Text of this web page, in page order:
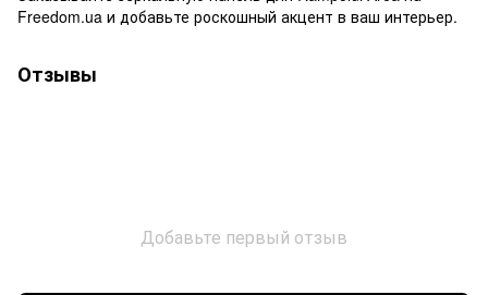
Freedom.ua и добавьте роскошный акцент в ваш интерьер.
Отзывы
Добавьте первый отзыв